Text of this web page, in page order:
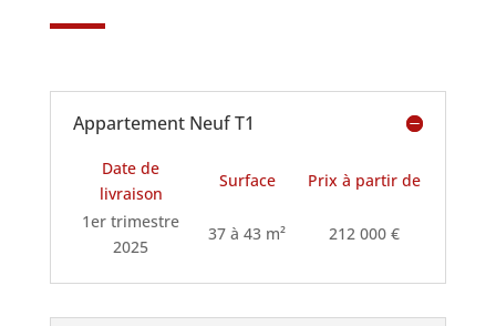
Appartement Neuf T1
Date de
livraison
Surface
Prix à partir de
1er trimestre
2025
37 à 43 m² 212 000 €